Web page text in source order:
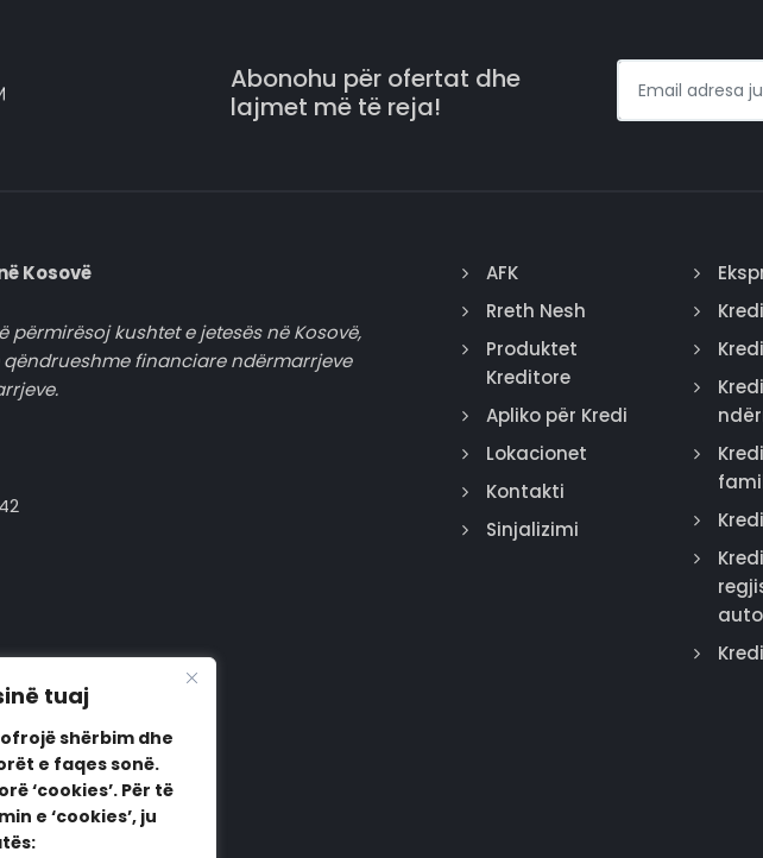
tuaj
shërbim dhe
e faqes sonë.
‘cookies’. Për të
e ‘cookies’, ju
Abonohu për ofertat dhe
lajmet më të reja!
Kosovë
përmirësoj kushtet e jetesës në Kosovë,
financiare ndërmarrjeve
AFK
Rreth Nesh
Produktet
Kreditore
Apliko për Kredi
Lokacionet
Kontakti
Sinjalizimi